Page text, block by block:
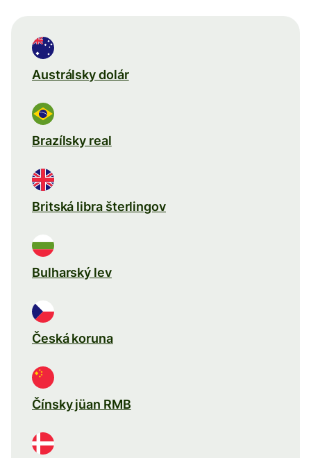
Austrálsky dolár
Brazílsky real
Britská libra šterlingov
Bulharský lev
Česká koruna
Čínsky jüan RMB